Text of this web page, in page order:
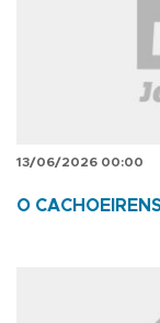
13/06/2026 00:00
O